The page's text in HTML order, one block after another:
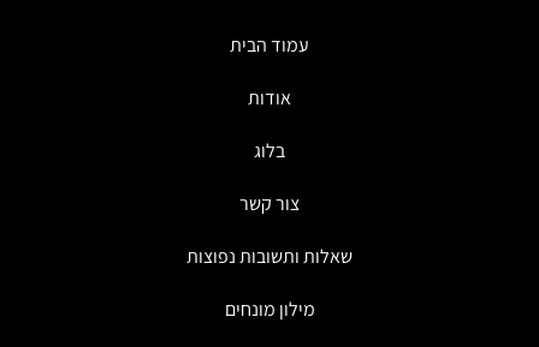
עמוד הבית
אודות
בלוג
צור קשר
שאלות ותשובות נפוצות
מילון מונחים